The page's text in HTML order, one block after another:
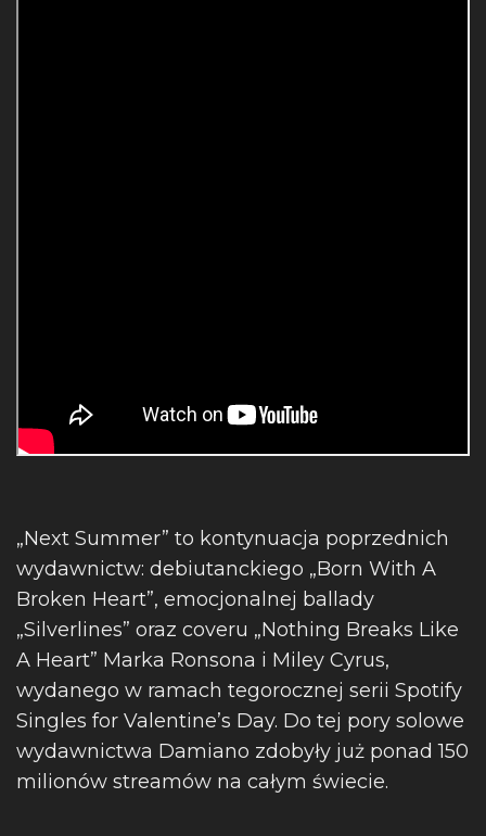
„Next Summer” to kontynuacja poprzednich
wydawnictw: debiutanckiego „Born With A
Broken Heart”, emocjonalnej ballady
„Silverlines” oraz coveru „Nothing Breaks Like
A Heart” Marka Ronsona i Miley Cyrus,
wydanego w ramach tegorocznej serii Spotify
Singles for Valentine’s Day. Do tej pory solowe
wydawnictwa Damiano zdobyły już ponad 150
milionów streamów na całym świecie.